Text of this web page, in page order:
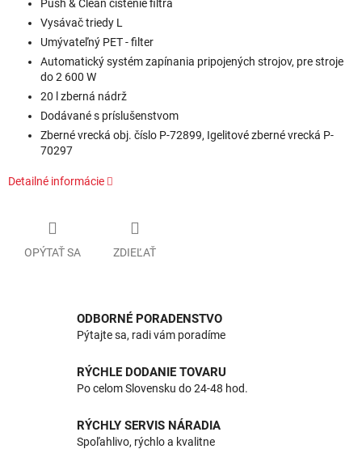
Push & Clean čistenie filtra
Vysávač triedy L
Umývateľný PET - filter
Automatický systém zapínania pripojených strojov, pre stroje
do 2 600 W
20 l zberná nádrž
Dodávané s príslušenstvom
Zberné vrecká obj. číslo P-72899, Igelitové zberné vrecká P-
70297
Detailné informácie
OPÝTAŤ SA ZDIEĽAŤ
ODBORNÉ PORADENSTVO
Pýtajte sa, radi vám poradíme
RÝCHLE DODANIE TOVARU
Po celom Slovensku do 24-48 hod.
RÝCHLY SERVIS NÁRADIA
Spoľahlivo, rýchlo a kvalitne